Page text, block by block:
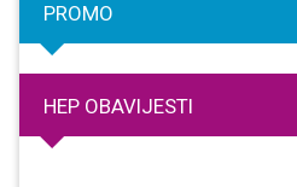
PROMO
HEP OBAVIJESTI